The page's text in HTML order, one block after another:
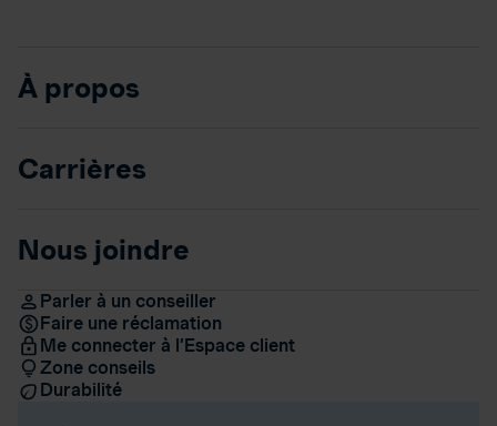
À propos
Carrières
Nous joindre
Parler à un conseiller
Faire une réclamation
Me connecter à l’Espace client
Zone conseils
Durabilité